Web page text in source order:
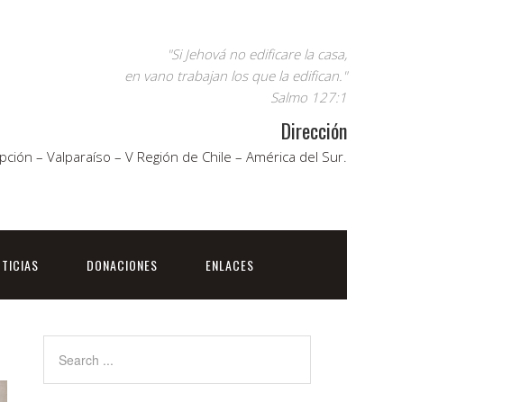
"Si Jehová no edificare la casa,
en vano trabajan los que la edifican."
Salmo 127:1
Dirección
– Valparaíso – V Región de Chile – América del Sur.
DONACIONES ENLACES